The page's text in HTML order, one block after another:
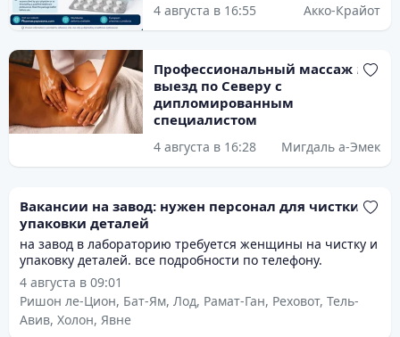
4 августа в 16:55 Акко-Крайот
Профессиональный массаж на
выезд по Северу с
дипломированным
специалистом
4 августа в 16:28 Мигдаль а-Эмек
Вакансии на завод: нужен персонал для чистки и
упаковки деталей
на завод в лабораторию требуется женщины на чистку и
упаковку деталей. все подробности по телефону.
4 августа в 09:01
Ришон ле-Цион, Бат-Ям, Лод, Рамат-Ган, Реховот, Тель-
Авив, Холон, Явне